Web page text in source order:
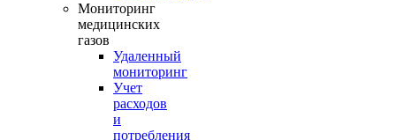
Мониторинг
медицинских
газов
Удаленный
мониторинг
Учет
расходов
и
потребления